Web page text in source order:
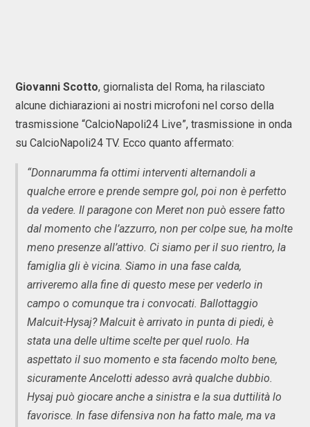
Giovanni Scotto, giornalista del Roma, ha rilasciato
alcune dichiarazioni ai nostri microfoni nel corso della
trasmissione “CalcioNapoli24 Live”, trasmissione in onda
su CalcioNapoli24 TV. Ecco quanto affermato:
“Donnarumma fa ottimi interventi alternandoli a
qualche errore e prende sempre gol, poi non è perfetto
da vedere. Il paragone con Meret non può essere fatto
dal momento che l’azzurro, non per colpe sue, ha molte
meno presenze all’attivo. Ci siamo per il suo rientro, la
famiglia gli è vicina. Siamo in una fase calda,
arriveremo alla fine di questo mese per vederlo in
campo o comunque tra i convocati. Ballottaggio
Malcuit-Hysaj? Malcuit è arrivato in punta di piedi, è
stata una delle ultime scelte per quel ruolo. Ha
aspettato il suo momento e sta facendo molto bene,
sicuramente Ancelotti adesso avrà qualche dubbio.
Hysaj può giocare anche a sinistra e la sua duttilità lo
favorisce. In fase difensiva non ha fatto male, ma va